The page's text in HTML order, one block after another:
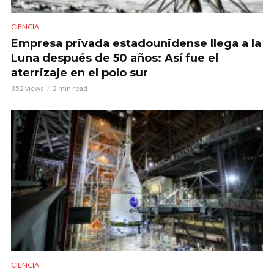
CIENCIA
Empresa privada estadounidense llega a la
Luna después de 50 años: Así fue el
aterrizaje en el polo sur
352 views 2 min read
CIENCIA